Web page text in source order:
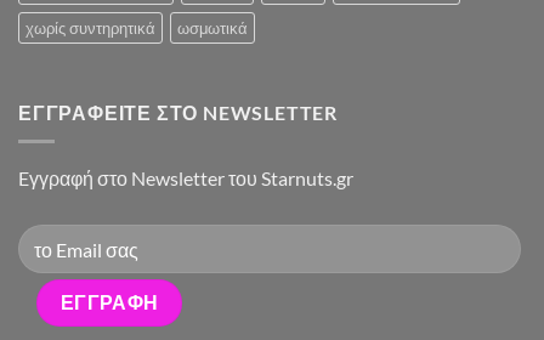
χωρίς συντηρητικά
ωσμωτικά
ΕΓΓΡΑΦΕΊΤΕ ΣΤΟ NEWSLETTER
Eγγραφή στο Newsletter του Starnuts.gr